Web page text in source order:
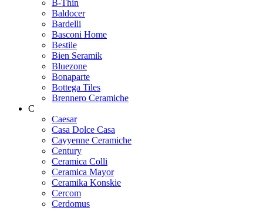
B-Thin
Baldocer
Bardelli
Basconi Home
Bestile
Bien Seramik
Bluezone
Bonaparte
Bottega Tiles
Brennero Ceramiche
C
Caesar
Casa Dolce Casa
Cayyenne Ceramiche
Century
Ceramica Colli
Ceramica Mayor
Ceramika Konskie
Cercom
Cerdomus